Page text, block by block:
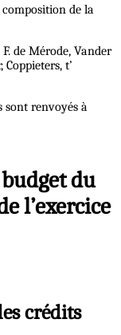
de la
de Mérode, Vander
t’
sont renvoyés à
du
l’exercice
crédits